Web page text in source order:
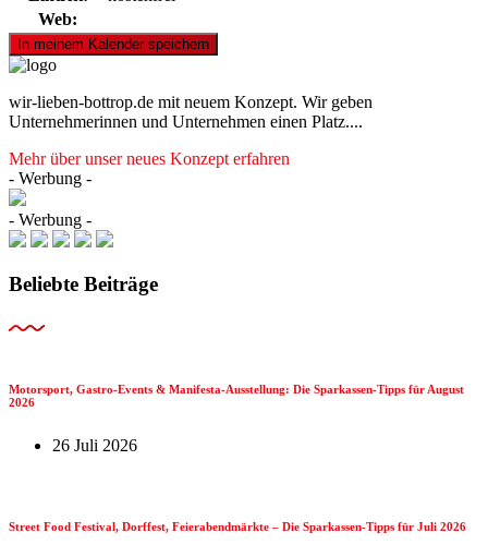
Web:
wir-lieben-bottrop.de mit neuem Konzept. Wir geben
Unternehmerinnen und Unternehmen einen Platz....
Mehr über unser neues Konzept erfahren
- Werbung -
- Werbung -
Beliebte Beiträge
Motorsport, Gastro-Events & Manifesta-Ausstellung: Die Sparkassen-Tipps für August
2026
26 Juli 2026
Street Food Festival, Dorffest, Feierabendmärkte – Die Sparkassen-Tipps für Juli 2026